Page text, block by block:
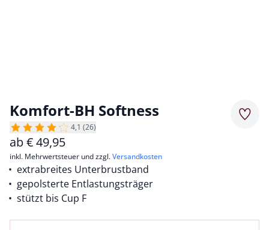
Komfort-BH Softness
4,1 (26)
ab€49,95
inkl. Mehrwertsteuer und zzgl.Versandkosten
extrabreites Unterbrustband
gepolsterte Entlastungsträger
stützt bis Cup F